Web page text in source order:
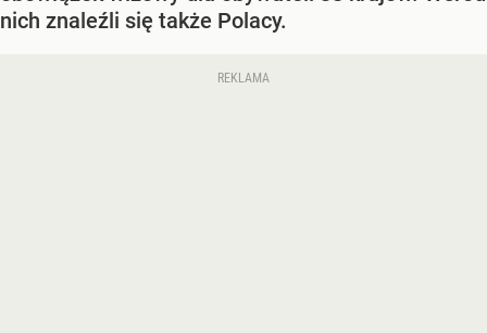
nich znaleźli się także Polacy.